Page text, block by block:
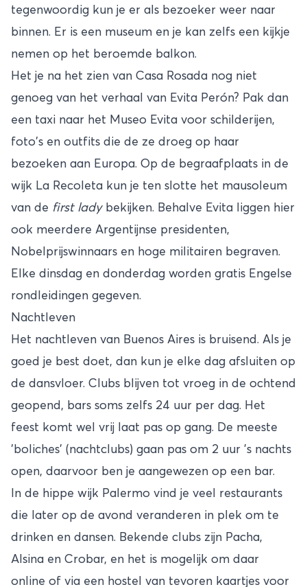
tegenwoordig kun je er als bezoeker weer naar
binnen. Er is een museum en je kan zelfs een kijkje
nemen op het beroemde balkon.
Het je na het zien van Casa Rosada nog niet
genoeg van het verhaal van Evita Perón? Pak dan
een taxi naar het Museo Evita voor schilderijen,
foto's en outfits die de ze droeg op haar
bezoeken aan Europa. Op de begraafplaats in de
wijk La Recoleta kun je ten slotte het mausoleum
van de first ladybekijken. Behalve Evita liggen hier
ook meerdere Argentijnse presidenten,
Nobelprijswinnaars en hoge militairen begraven.
Elke dinsdag en donderdag worden gratis Engelse
rondleidingen gegeven.
Nachtleven
Het nachtleven van Buenos Aires is bruisend. Als je
goed je best doet, dan kun je elke dag afsluiten op
de dansvloer. Clubs blijven tot vroeg in de ochtend
geopend, bars soms zelfs 24 uur per dag. Het
feest komt wel vrij laat pas op gang. De meeste
'boliches' (nachtclubs) gaan pas om 2 uur 's nachts
open, daarvoor ben je aangewezen op een bar.
In de hippe wijk Palermo vind je veel restaurants
die later op de avond veranderen in plek om te
drinken en dansen. Bekende clubs zijn Pacha,
Alsina en Crobar, en het is mogelijk om daar
online of via een hostel van tevoren kaartjes voor